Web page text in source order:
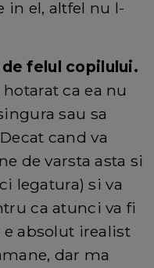
el, altfel nu l-
felul copilului.
ca ea nu
sau sa
cand va
de varsta asta si
legatura) si va
ca atunci va fi
absolut irealist
dar ma